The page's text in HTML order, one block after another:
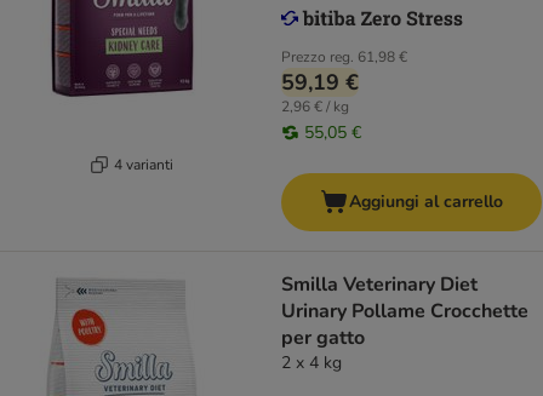
4 varianti
Prezzo reg. 61,98 €
59,19 €
2,96 € / kg
55,05 €
Aggiungi al carrello
Smilla Veterinary Diet
Urinary Pollame Crocchette
per gatto
2 x 4 kg